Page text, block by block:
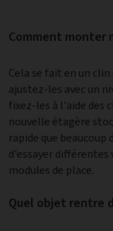
Comment monter
Cela se fait en un
ajustez-les avec un
fixez-les à l'aide des
nouvelle étagère
rapide que
d'essayer
modules de place.
Quel objet rentre